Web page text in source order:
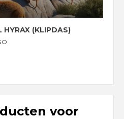
HYRAX (KLIPDAS)
voor